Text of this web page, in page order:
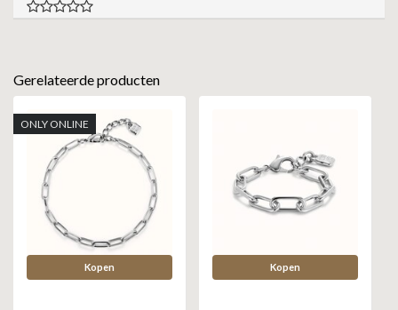
Gerelateerde producten
ONLY ONLINE
Kopen Kopen